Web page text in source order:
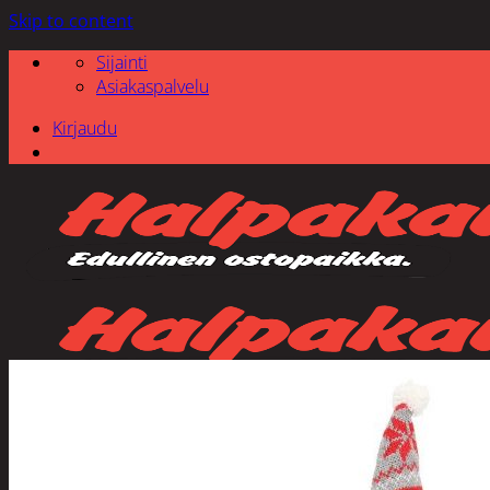
Skip to content
Sijainti
Asiakaspalvelu
Kirjaudu